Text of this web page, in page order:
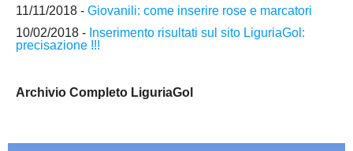
11/11/2018 - Giovanili: come inserire rose e marcatori
10/02/2018 - Inserimento risultati sul sito LiguriaGol:
precisazione !!!
Archivio Completo LiguriaGol